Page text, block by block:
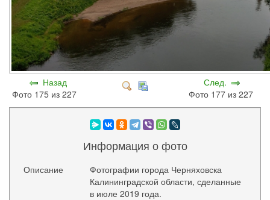
Назад
Фото 175 из 227
След.
Фото 177 из 227
Информация о фото
Описание
Фотографии города Черняховска
Калининградской области, сделанные
в июле 2019 года.